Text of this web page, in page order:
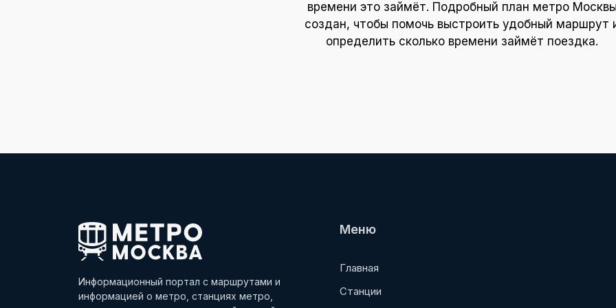
времени это займёт. Подробный план метро
создан, чтобы помочь выстроить удобный маршрут
определить сколько времени займёт поездка.
Информационный портал с маршрутами и
информацией о метро, станциях метро,
Меню
Главная
Станции